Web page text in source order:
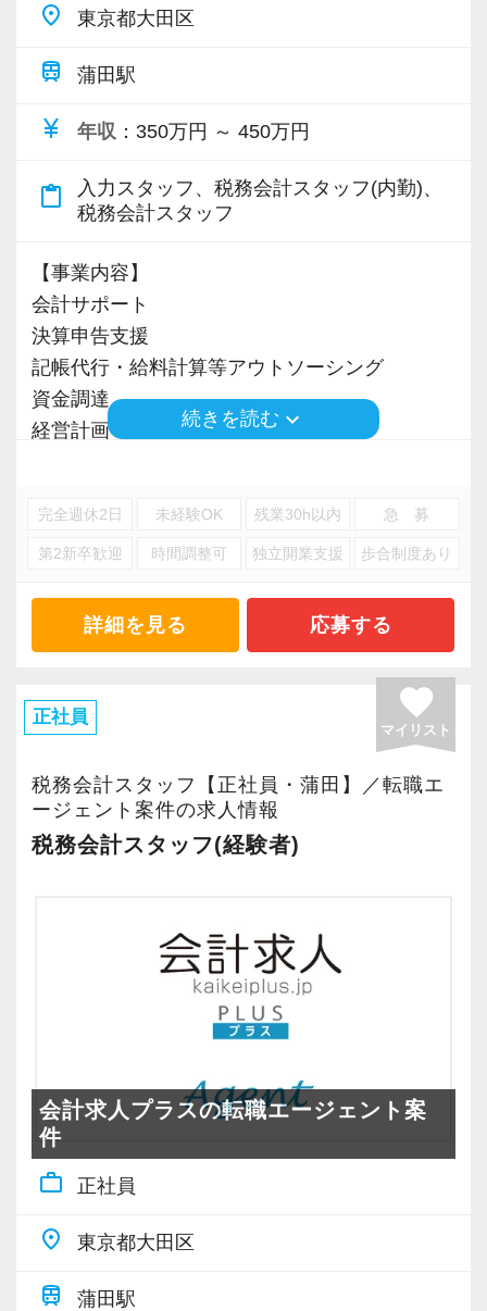
place 東京都大田区
train 蒲田駅
currency_yen 年収 ：350万円 ～ 450万円
content_paste
入力スタッフ、税務会計スタッフ(内勤)、
税務会計スタッフ
【事業内容】
会計サポート
決算申告支援
記帳代行・給料計算等アウトソーシング
資金調達
経営計画
※応募には会計求人プラスにご登録が必要で
す。
続きを読む keyboard_arrow_down
完全週休2日 未経験OK 残業30h以内 急 募
第2新卒歓迎 時間調整可 独立開業支援 歩合制度あり
詳細を見る 応募する
正社員 favorite
マイリスト
税務会計スタッフ【正社員・蒲田】／転職エ
ージェント案件の求人情報
税務会計スタッフ(経験者)
会計求人プラスの転職エージェント案
件
work_outline 正社員
place 東京都大田区
train 蒲田駅